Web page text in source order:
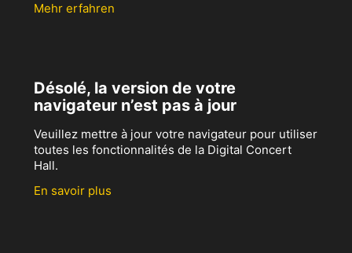
Mehr erfahren
Désolé, la version de votre
navigateur n’est pas à jour
Veuillez mettre à jour votre navigateur pour utiliser
toutes les fonctionnalités de la Digital Concert
Hall.
En savoir plus